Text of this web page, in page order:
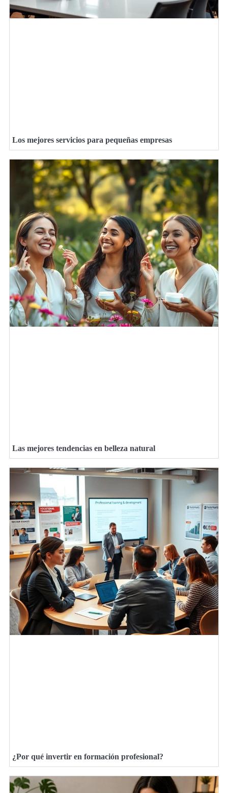
Los mejores servicios para pequeñas empresas
Las mejores tendencias en belleza natural
¿Por qué invertir en formación profesional?